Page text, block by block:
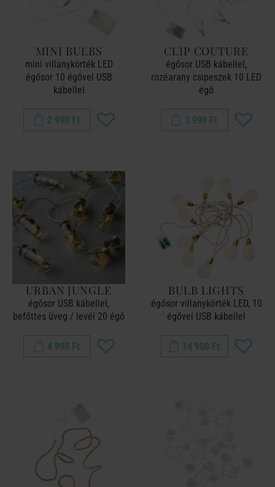
MINI BULBS
mini villanykörték LED
égősor 10 égővel USB
kábellel
2 990 Ft
CLIP COUTURE
égősor USB kábellel,
rozéarany csipeszek 10 LED
égő
3 990 Ft
URBAN JUNGLE
égősor USB kábellel,
befőttes üveg / levél 20 égő
4 990 Ft
BULB LIGHTS
égősor villanykörték LED, 10
égővel USB kábellel
14 900 Ft